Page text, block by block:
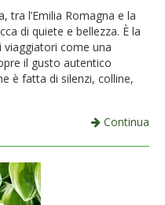
tra l’Emilia Romagna e la
di quiete e bellezza. È la
viaggiatori come una
il gusto autentico
è fatta di silenzi, colline,
Continua